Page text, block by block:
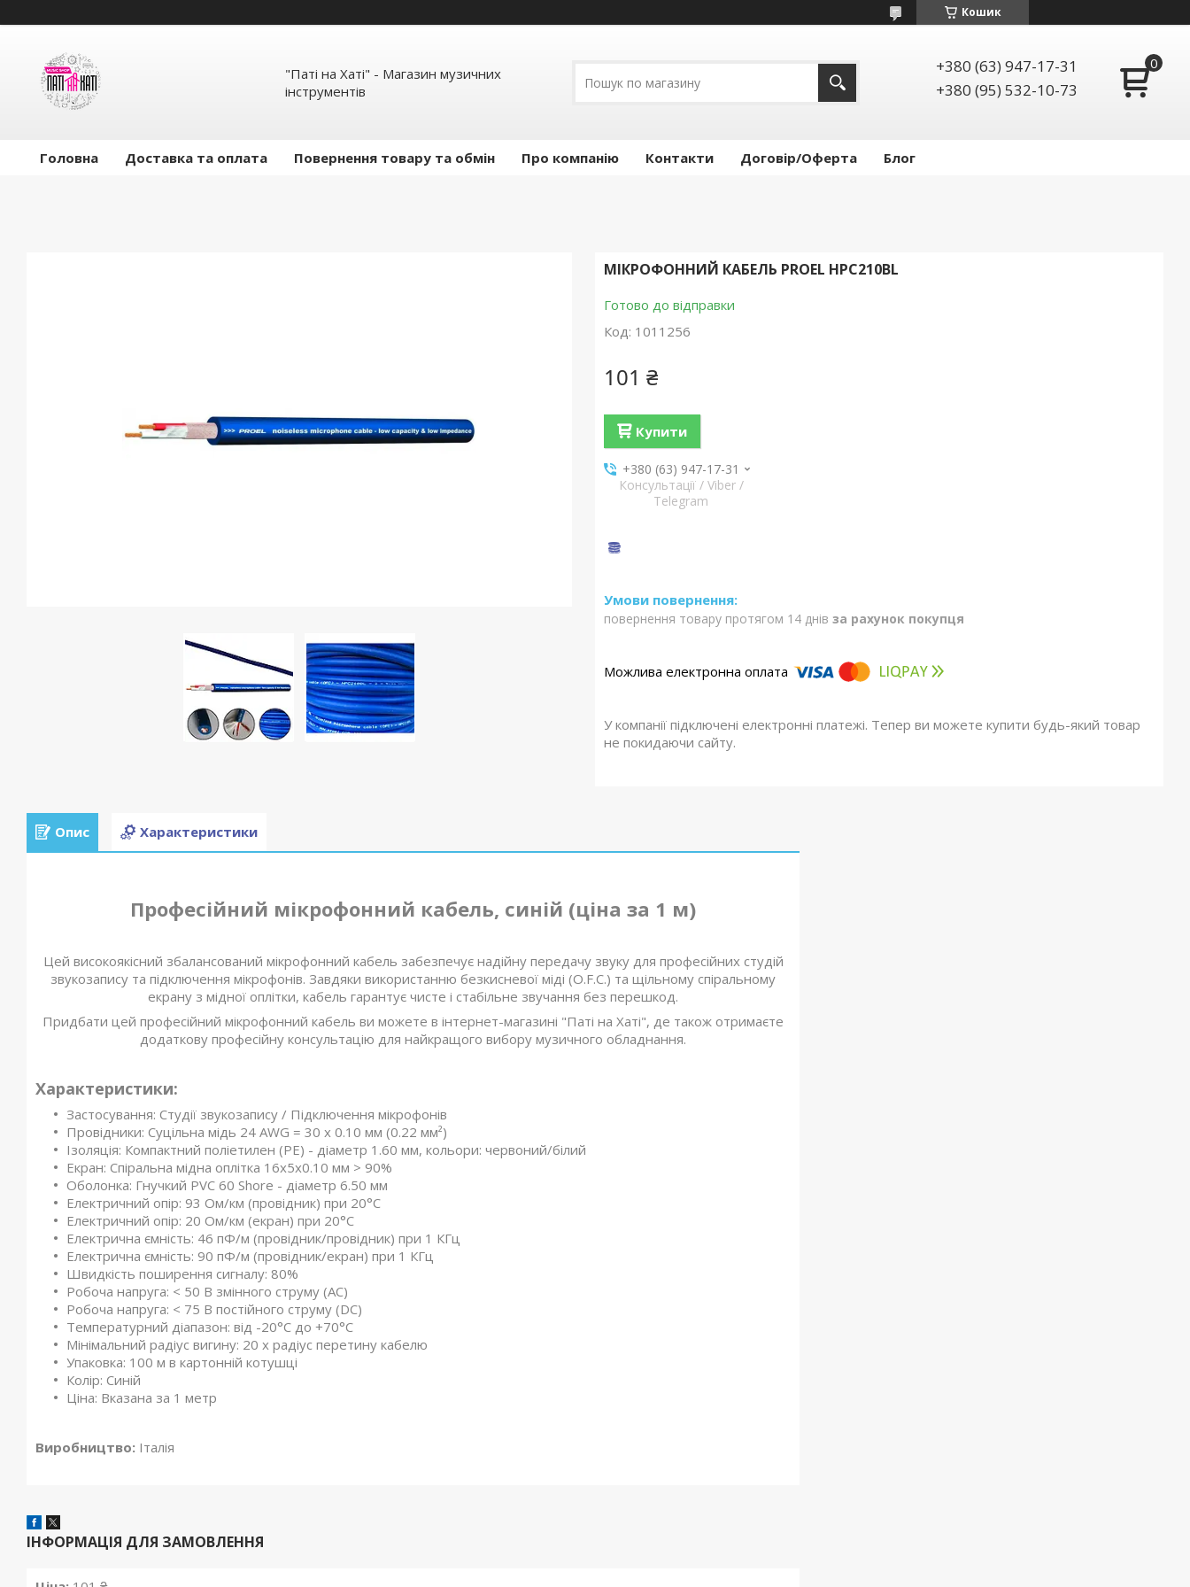
Кошик
"Паті на Хаті" - Магазин музичних
інструментів
+380 (63) 947-17-31
+380 (95) 532-10-73
Головна Доставка та оплата Повернення товару та обмін Про компанію Контакти Договір/Оферта Блог
МІКРОФОННИЙ КАБЕЛЬ PROEL HPC210BL
Готово до відправки
Код: 1011256
101 ₴
Купити
+380 (63) 947-17-31
Консультації / Viber /
Telegram
повернення товару протягом 14 днів за рахунок покупця
У компанії підключені електронні платежі. Тепер ви можете купити будь-який товар
не покидаючи сайту.
Опис Характеристики
Професійний мікрофонний кабель, синій (ціна за 1 м)
Цей високоякісний збалансований мікрофонний кабель забезпечує надійну передачу звуку для професійних студій
звукозапису та підключення мікрофонів. Завдяки використанню безкисневої міді (O.F.C.) та щільному спіральному
екрану з мідної оплітки, кабель гарантує чисте і стабільне звучання без перешкод.
Придбати цей професійний мікрофонний кабель ви можете в інтернет-магазині "Паті на Хаті", де також отримаєте
додаткову професійну консультацію для найкращого вибору музичного обладнання.
Характеристики:
Застосування: Студії звукозапису / Підключення мікрофонів
Провідники: Суцільна мідь 24 AWG = 30 x 0.10 мм (0.22 мм²)
Ізоляція: Компактний поліетилен (PE) - діаметр 1.60 мм, кольори: червоний/білий
Екран: Спіральна мідна оплітка 16x5x0.10 мм > 90%
Оболонка: Гнучкий PVC 60 Shore - діаметр 6.50 мм
Електричний опір: 93 Ом/км (провідник) при 20°C
Електричний опір: 20 Ом/км (екран) при 20°C
Електрична ємність: 46 пФ/м (провідник/провідник) при 1 КГц
Електрична ємність: 90 пФ/м (провідник/екран) при 1 КГц
Швидкість поширення сигналу: 80%
Робоча напруга: < 50 В змінного струму (AC)
Робоча напруга: < 75 В постійного струму (DC)
Температурний діапазон: від -20°C до +70°C
Мінімальний радіус вигину: 20 x радіус перетину кабелю
Упаковка: 100 м в картонній котушці
Колір: Синій
Ціна: Вказана за 1 метр
Виробництво: Італія
ІНФОРМАЦІЯ ДЛЯ ЗАМОВЛЕННЯ